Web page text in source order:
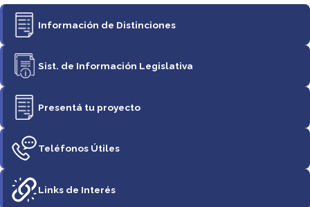
Información de Distinciones
Sist. de Información Legislativa
Presentá tu proyecto
Teléfonos Útiles
Links de Interés